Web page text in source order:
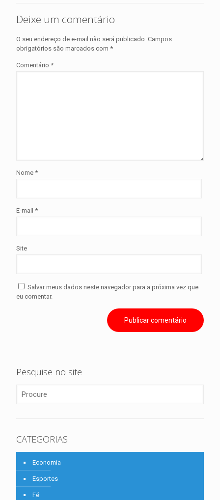
Deixe um comentário
O seu endereço de e-mail não será publicado. Campos
obrigatórios são marcados com *
Comentário *
Nome *
E-mail *
Site
Salvar meus dados neste navegador para a próxima vez que
eu comentar.
Pesquise no site
CATEGORIAS
Economia
Esportes
Fé